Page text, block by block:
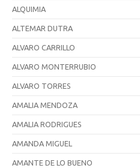
ALQUIMIA
ALTEMAR DUTRA
ALVARO CARRILLO
ALVARO MONTERRUBIO
ALVARO TORRES
AMALIA MENDOZA
AMALIA RODRIGUES
AMANDA MIGUEL
AMANTE DE LO BUENO